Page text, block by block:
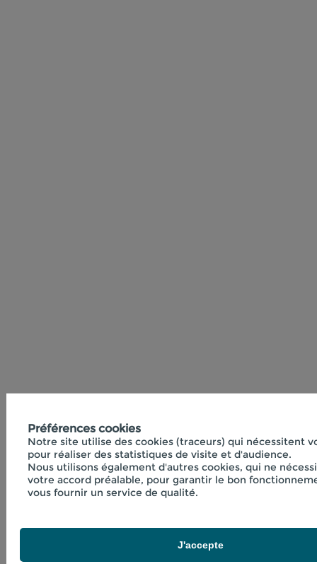
Préférences cookies
Notre site utilise des cookies (traceurs) qui nécessitent
pour réaliser des statistiques de visite et d'audience.
Nous utilisons également d'autres cookies, qui ne
votre accord préalable, pour garantir le bon
vous fournir un service de qualité.
J'accepte